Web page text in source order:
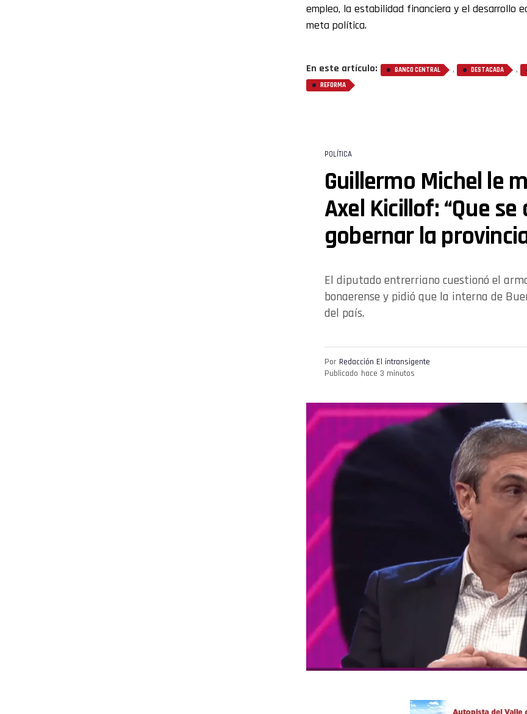
empleo, la estabilidad financiera y el desarrollo
meta política.
En este artículo: BANCO CENTRAL , DESTACADA ,
REFORMA
POLÍTICA
Guillermo Michel le
Axel Kicillof: “Que
gobernar la
El diputado entrerriano cuestionó el
bonaerense y pidió que la interna de
del país.
Por Redacción El intransigente
Publicado hace 3 minutos